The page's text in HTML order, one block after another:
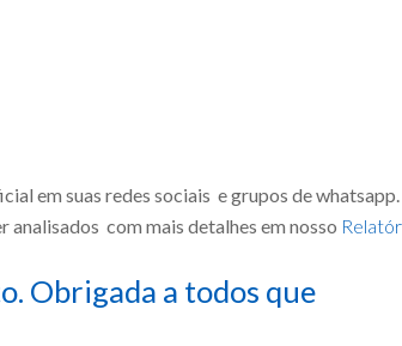
em suas redes sociais e grupos de
com mais detalhes em nosso
Obrigada a todos que